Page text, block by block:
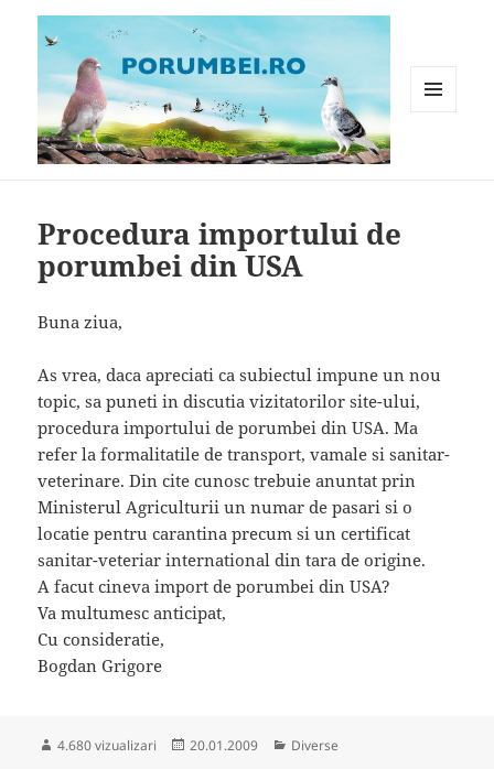
Procedura importului de
porumbei din USA
Buna ziua,
As vrea, daca apreciati ca subiectul impune un nou
topic, sa puneti in discutia vizitatorilor site-ului,
procedura importului de porumbei din USA. Ma
refer la formalitatile de transport, vamale si sanitar-
veterinare. Din cite cunosc trebuie anuntat prin
Ministerul Agriculturii un numar de pasari si o
locatie pentru carantina precum si un certificat
sanitar-veteriar international din tara de origine.
A facut cineva import de porumbei din USA?
Va multumesc anticipat,
Cu consideratie,
Bogdan Grigore
4.680 vizualizari
Publicat
20.01.2009 Categorii
Diverse